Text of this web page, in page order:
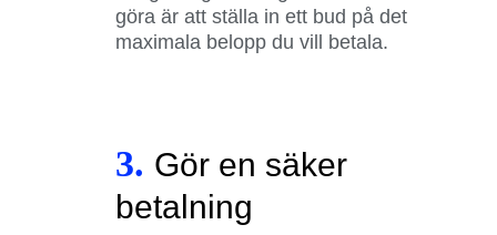
göra är att ställa in ett bud på det
maximala belopp du vill betala.
3. Gör en säker
betalning